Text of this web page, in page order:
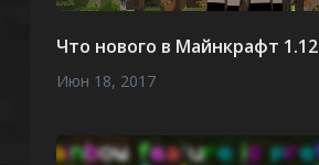
Что нового в Майнкрафт 1.12
Июн 18, 2017